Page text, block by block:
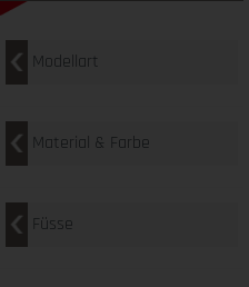
Modellart
Material & Farbe
Füsse